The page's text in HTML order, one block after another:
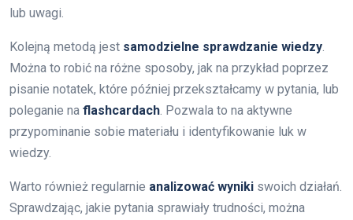
lub uwagi.
Kolejną metodą jest samodzielne sprawdzanie wiedzy
Można to robić na różne sposoby, jak na przykład poprzez
pisanie notatek, które później przekształcamy w pytania, lub
poleganie na flashcardach . Pozwala to na aktywne
przypominanie sobie materiału i identyfikowanie luk w
wiedzy.
Warto również regularnie analizować wyniki swoich działań.
Sprawdzając, jakie pytania sprawiały trudności, można